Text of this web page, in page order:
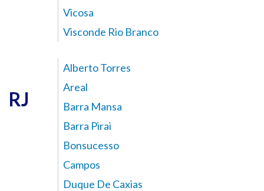
Vicosa
Visconde Rio Branco
RJ
Alberto Torres
Areal
Barra Mansa
Barra Pirai
Bonsucesso
Campos
Duque De Caxias